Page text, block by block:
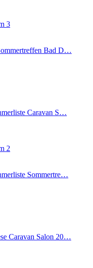
3
Bad D…
Caravan S…
2
Sommertre…
Caravan Salon 20…